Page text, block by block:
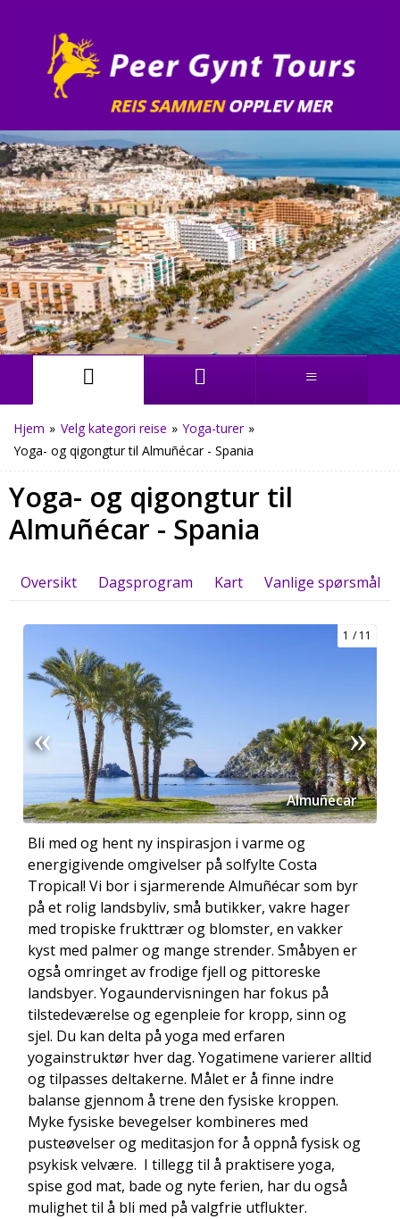
Hjem » Velg kategori reise » Yoga-turer »
Yoga- og qigongtur til Almuñécar - Spania
Yoga- og qigongtur til
Almuñécar - Spania
Oversikt Dagsprogram Kart Vanlige spørsmål
Almuñécar
Castillo de San Miguel
1 11
Bli med og hent ny inspirasjon i varme og
energigivende omgivelser på solfylte Costa
Tropical! Vi bor i sjarmerende Almuñécar som byr
på et rolig landsbyliv, små butikker, vakre hager
med tropiske frukttrær og blomster, en vakker
kyst med palmer og mange strender. Småbyen er
også omringet av frodige fjell og pittoreske
landsbyer. Yogaundervisningen har fokus på
tilstedeværelse og egenpleie for kropp, sinn og
sjel. Du kan delta på yoga med erfaren
yogainstruktør hver dag. Yogatimene varierer alltid
og tilpasses deltakerne. Målet er å finne indre
balanse gjennom å trene den fysiske kroppen.
Myke fysiske bevegelser kombineres med
pusteøvelser og meditasjon for å oppnå fysisk og
psykisk velvære. I tillegg til å praktisere yoga,
spise god mat, bade og nyte ferien, har du også
mulighet til å bli med på valgfrie utflukter.